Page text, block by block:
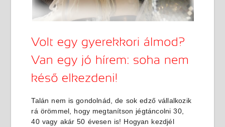
Talán nem is gondolnád, de sok edző vállalkozik
rá örömmel, hogy megtanítson jégtáncolni 30,
40 vagy akár 50 évesen is! Hogyan kezdjél